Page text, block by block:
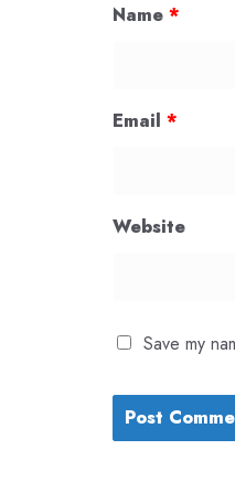
Name *
Email *
Website
Save my